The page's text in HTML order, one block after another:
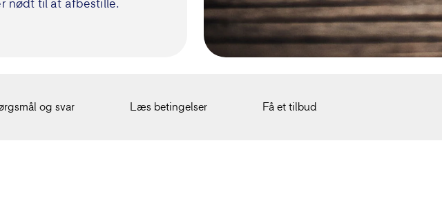
nødt til at afbestille.
og svar Læs betingelser Få et tilbud